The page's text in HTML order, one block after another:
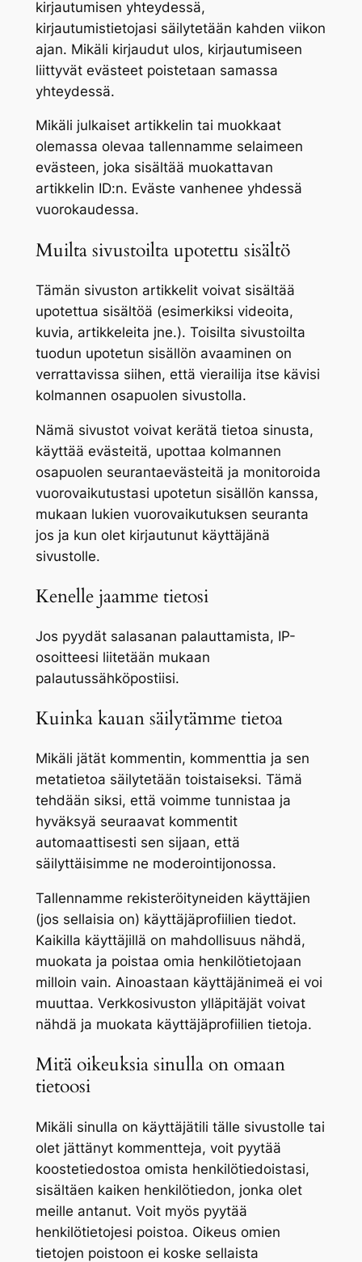
kirjautumisen yhteydessä,
kirjautumistietojasi säilytetään kahden viikon
ajan. Mikäli kirjaudut ulos, kirjautumiseen
liittyvät evästeet poistetaan samassa
yhteydessä.
Mikäli julkaiset artikkelin tai muokkaat
olemassa olevaa tallennamme selaimeen
evästeen, joka sisältää muokattavan
artikkelin ID:n. Eväste vanhenee yhdessä
vuorokaudessa.
Muilta sivustoilta upotettu sisältö
Tämän sivuston artikkelit voivat sisältää
upotettua sisältöä (esimerkiksi videoita,
kuvia, artikkeleita jne.). Toisilta sivustoilta
tuodun upotetun sisällön avaaminen on
verrattavissa siihen, että vierailija itse kävisi
kolmannen osapuolen sivustolla.
Nämä sivustot voivat kerätä tietoa sinusta,
käyttää evästeitä, upottaa kolmannen
osapuolen seurantaevästeitä ja monitoroida
vuorovaikutustasi upotetun sisällön kanssa,
mukaan lukien vuorovaikutuksen seuranta
jos ja kun olet kirjautunut käyttäjänä
sivustolle.
Kenelle jaamme tietosi
Jos pyydät salasanan palauttamista, IP-
osoitteesi liitetään mukaan
palautussähköpostiisi.
Kuinka kauan säilytämme tietoa
Mikäli jätät kommentin, kommenttia ja sen
metatietoa säilytetään toistaiseksi. Tämä
tehdään siksi, että voimme tunnistaa ja
hyväksyä seuraavat kommentit
automaattisesti sen sijaan, että
säilyttäisimme ne moderointijonossa.
Tallennamme rekisteröityneiden käyttäjien
(jos sellaisia on) käyttäjäprofiilien tiedot.
Kaikilla käyttäjillä on mahdollisuus nähdä,
muokata ja poistaa omia henkilötietojaan
milloin vain. Ainoastaan käyttäjänimeä ei voi
muuttaa. Verkkosivuston ylläpitäjät voivat
nähdä ja muokata käyttäjäprofiilien tietoja.
Mitä oikeuksia sinulla on omaan
tietoosi
Mikäli sinulla on käyttäjätili tälle sivustolle tai
olet jättänyt kommentteja, voit pyytää
koostetiedostoa omista henkilötiedoistasi,
sisältäen kaiken henkilötiedon, jonka olet
meille antanut. Voit myös pyytää
henkilötietojesi poistoa. Oikeus omien
tietojen poistoon ei koske sellaista